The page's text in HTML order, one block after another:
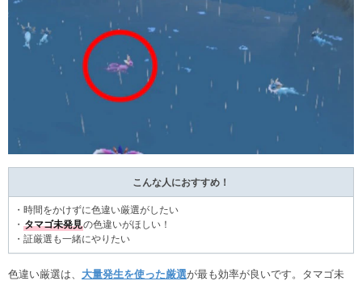
こんな人におすすめ！
・時間をかけずに色違い厳選がしたい
・ タマゴ未発見の色違いがほしい！
・証厳選も一緒にやりたい
色違い厳選は、 大量発生を使った厳選が最も効率が良いです。タマゴ未